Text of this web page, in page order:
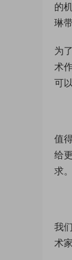
的
琳
为
术
可
值
给
求。
我
术